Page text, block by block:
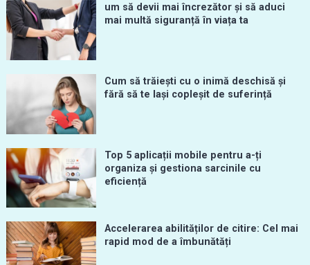
um să devii mai încrezător și să aduci
mai multă siguranță în viața ta
Cum să trăiești cu o inimă deschisă și
fără să te lași copleșit de suferință
Top 5 aplicații mobile pentru a-ți
organiza și gestiona sarcinile cu
eficiență
Accelerarea abilităților de citire: Cel mai
rapid mod de a îmbunătăți